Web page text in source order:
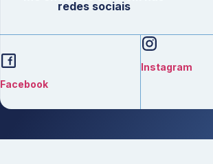
redes sociais
Facebook
Instagram